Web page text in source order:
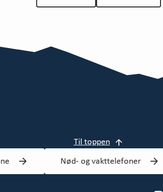
Til toppen
Nød- og vakttelefoner